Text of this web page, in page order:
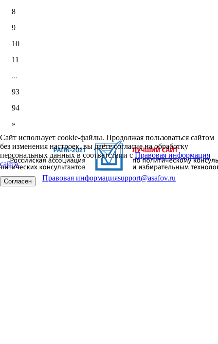
8
9
10
11
...
93
94
»
Сайт использует cookie-файлы. Продолжая пользоваться сайтом
без изменения настроек, вы даёте согласие на обработку
персональных данных в соответствии сПравовая информация
сайта.
Согласен Правовая информацияsupport@asafov.ru